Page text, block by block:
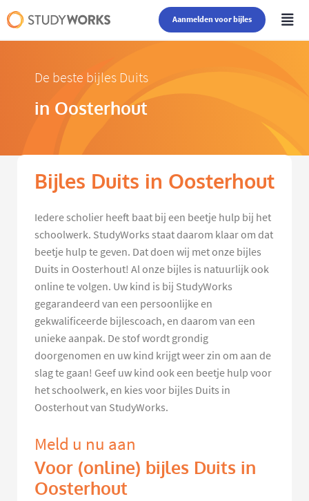
Aanmelden voor bijles
De beste bijles Duits
in Oosterhout
Bijles Duits in Oosterhout
Iedere scholier heeft baat bij een beetje hulp bij het
schoolwerk. StudyWorks staat daarom klaar om dat
beetje hulp te geven. Dat doen wij met onze bijles
Duits in Oosterhout! Al onze bijles is natuurlijk ook
online te volgen. Uw kind is bij StudyWorks
gegarandeerd van een persoonlijke en
gekwalificeerde bijlescoach, en daarom van een
unieke aanpak. De stof wordt grondig
doorgenomen en uw kind krijgt weer zin om aan de
slag te gaan! Geef uw kind ook een beetje hulp voor
het schoolwerk, en kies voor bijles Duits in
Oosterhout van StudyWorks.
Meld u nu aan
Voor (online) bijles Duits in
Oosterhout